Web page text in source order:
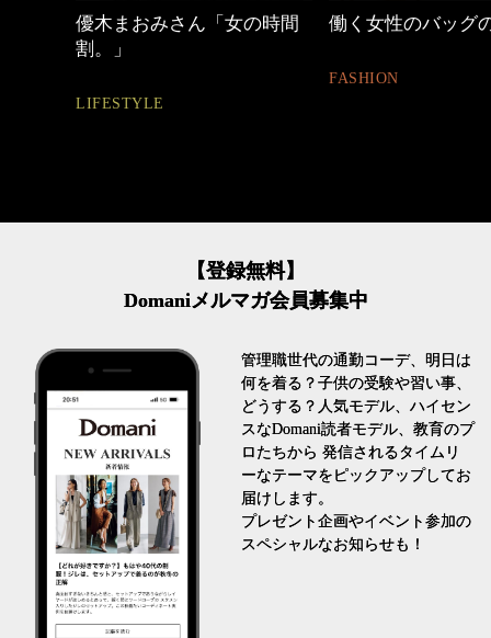
働く女性のバッグの中身 40代の小顔メイク
BEAUTY
【登録無料】
Domaniメルマガ会員募集中
管理職世代の通勤コーデ、明日は
何を着る？子供の受験や習い事、
どうする？人気モデル、ハイセン
スなDomani読者モデル、教育のプ
ロたちから 発信されるタイムリ
ーなテーマをピックアップしてお
届けします。
プレゼント企画やイベント参加の
スペシャルなお知らせも！